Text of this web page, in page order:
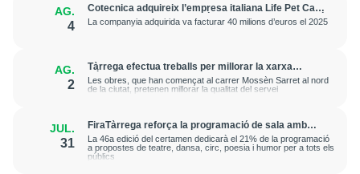
AG.
4
Cotecnica adquireix l’empresa italiana Life Pet Care
i “reforça la seva expansió europea” en alimentació
animal
La companyia adquirida va facturar 40 milions d’euros el 2025
AG.
2
Tàrrega efectua treballs per millorar la xarxa
elèctrica i reforçar el subministrament
Les obres, que han començat al carrer Mossèn Sarret al nord
de la ciutat, pretenen millorar la qualitat del servei
JUL.
31
FiraTàrrega reforça la programació de sala amb
una dotzena d'espectacles
La 46a edició del certamen dedicarà el 21% de la programació
a propostes de teatre, dansa, circ, poesia i humor per a tots els
públics